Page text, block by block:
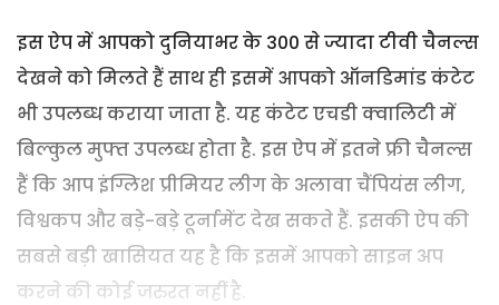
इस ऐप में आपको दुनियाभर के 300 से ज्यादा टीवी चैनल्स
देखने को मिलते हैं साथ ही इसमें आपको ऑनडिमांड कंटेट
भी उपलब्ध कराया जाता है. यह कंटेट एचडी क्वालिटी में
बिल्कुल मुफ्त उपलब्ध होता है. इस ऐप में इतने फ्री चैनल्स
हैं कि आप इंग्लिश प्रीमियर लीग के अलावा चैंपियंस लीग,
विश्वकप और बड़े-बड़े टूर्नामेंट देख सकते हैं. इसकी ऐप की
सबसे बड़ी खासियत यह है कि इसमें आपको साइन अप
करने की कोई जरुरत नहीं है.